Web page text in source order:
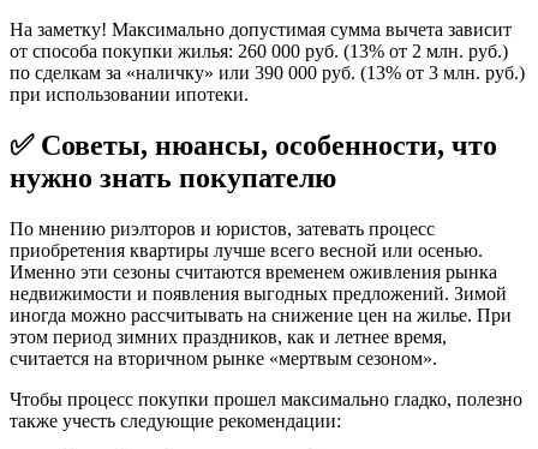
На заметку! Максимально допустимая сумма вычета зависит
от способа покупки жилья: 260 000 руб. (13% от 2 млн. руб.)
по сделкам за «наличку» или 390 000 руб. (13% от 3 млн. руб.)
при использовании ипотеки.
✅ Советы, нюансы, особенности, что
нужно знать покупателю
По мнению риэлторов и юристов, затевать процесс
приобретения квартиры лучше всего весной или осенью.
Именно эти сезоны считаются временем оживления рынка
недвижимости и появления выгодных предложений. Зимой
иногда можно рассчитывать на снижение цен на жилье. При
этом период зимних праздников, как и летнее время,
считается на вторичном рынке «мертвым сезоном».
Чтобы процесс покупки прошел максимально гладко, полезно
также учесть следующие рекомендации: